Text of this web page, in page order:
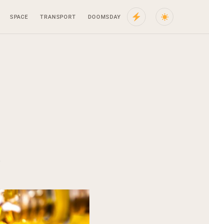
SPACE TRANSPORT DOOMSDAY